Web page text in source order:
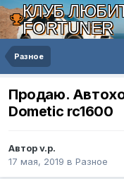
КЛУБ
FORTUNER
Разное
Продаю.
Dometic rc1600
Автор v.p.
17 мая, 2019 в Разное